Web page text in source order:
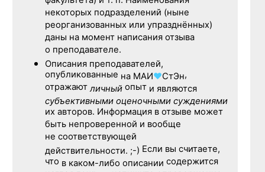
некоторых подразделений (ныне
реорганизованных или упразднённых)
даны на момент написания отзыва
о преподавателе.
Описания преподавателей,
опубликованные на МАИ♥СтЭн,
отражаютличный опыт и являются
субъективными оценочными суждениями
их авторов. Информация в отзыве может
быть непроверенной и вообще
не соответствующей
действительности. ;-) Если вы считаете,
что в каком-либо описании содержится